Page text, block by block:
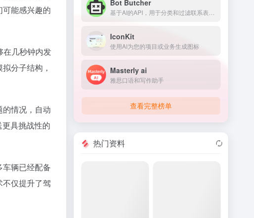
能感兴趣的
在几秒钟内发
分子结构，
情况，自动
具挑战性的
辆已经配备
仅提升了驾
Bot Butcher
IconKit
使用AI为您的项目或业务生成图标
Masterly ai
雅思口语和写作助手
查看完整榜单
热门资料